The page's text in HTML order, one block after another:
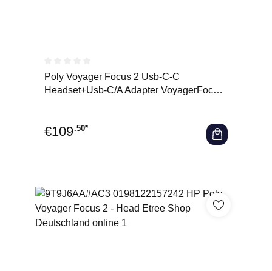
Durchschnittliche Bewertung von 0 von 5 Sternen
Poly Voyager Focus 2 Usb-C-C
Headset+Usb-C/A Adapter VoyagerFocus
€109.50*